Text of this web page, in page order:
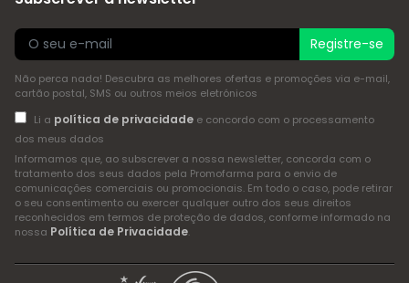
Registre-se
Não perca nada! Descubra as melhores ofertas e promoções via e-mail,
cartão postal, SMS ou outros meios eletrónicos
Li a política de privacidadee concordo com o processamento
dos meus dados
Informamos que, ao subscrever a nossa newsletter, concorda com o
tratamento dos seus dados pela Promofarma para o envio de
comunicações comerciais ou promocionais. Em todo o caso, pode retirar
o seu consentimento ou exercer qualquer outro dos seus direitos
reconhecidos em termos de proteção de dados, conforme informado na
nossa Política de Privacidade.